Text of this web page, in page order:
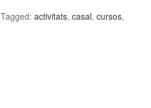
Tagged:activitats,casal,cursos,